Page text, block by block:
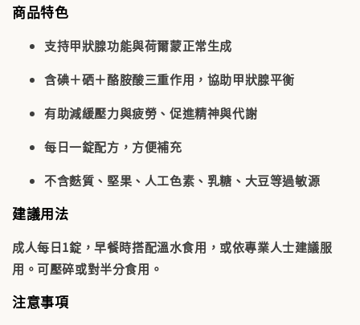
商品特色
支持甲狀腺功能與荷爾蒙正常生成
含碘＋硒＋酪胺酸三重作用，協助甲狀腺平衡
有助減緩壓力與疲勞、促進精神與代謝
每日一錠配方，方便補充
不含麩質、堅果、人工色素、乳糖、大豆等過敏源
建議用法
成人每日1錠，早餐時搭配溫水食用，或依專業人士建議服
用。可壓碎或對半分食用。
注意事項